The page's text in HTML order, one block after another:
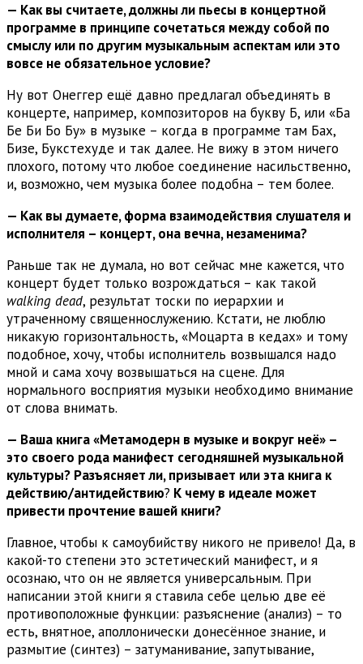
— Как вы считаете, должны ли пьесы в концертной
программе в принципе сочетаться между собой по
смыслу или по другим музыкальным аспектам или это
вовсе не обязательное условие?
Ну вот Онеггер ещё давно предлагал объединять в
концерте, например, композиторов на букву Б, или «Ба
Бе Би Бо Бу» в музыке – когда в программе там Бах,
Бизе, Букстехуде и так далее. Не вижу в этом ничего
плохого, потому что любое соединение насильственно,
и, возможно, чем музыка более подобна – тем более.
— Как вы думаете, форма взаимодействия слушателя и
исполнителя – концерт, она вечна, незаменима?
Раньше так не думала, но вот сейчас мне кажется, что
концерт будет только возрождаться – как такой
walking dead, результат тоски по иерархии и
утраченному священнослужению. Кстати, не люблю
никакую горизонтальность, «Моцарта в кедах» и тому
подобное, хочу, чтобы исполнитель возвышался надо
мной и сама хочу возвышаться на сцене. Для
нормального восприятия музыки необходимо внимание
от слова внимать.
— Ваша книга «Метамодерн в музыке и вокруг неё» –
это своего рода манифест сегодняшней музыкальной
культуры? Разъясняет ли, призывает или эта книга к
действию/антидействию? К чему в идеале может
привести прочтение вашей книги?
Главное, чтобы к самоубийству никого не привело! Да, в
какой-то степени это эстетический манифест, и я
осознаю, что он не является универсальным. При
написании этой книги я ставила себе целью две её
противоположные функции: разъяснение (анализ) – то
есть, внятное, аполлонически донесённое знание, и
размытие (синтез) – затуманивание, запутывание,